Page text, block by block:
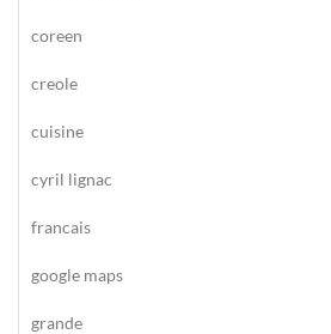
coreen
creole
cuisine
cyril lignac
francais
google maps
grande